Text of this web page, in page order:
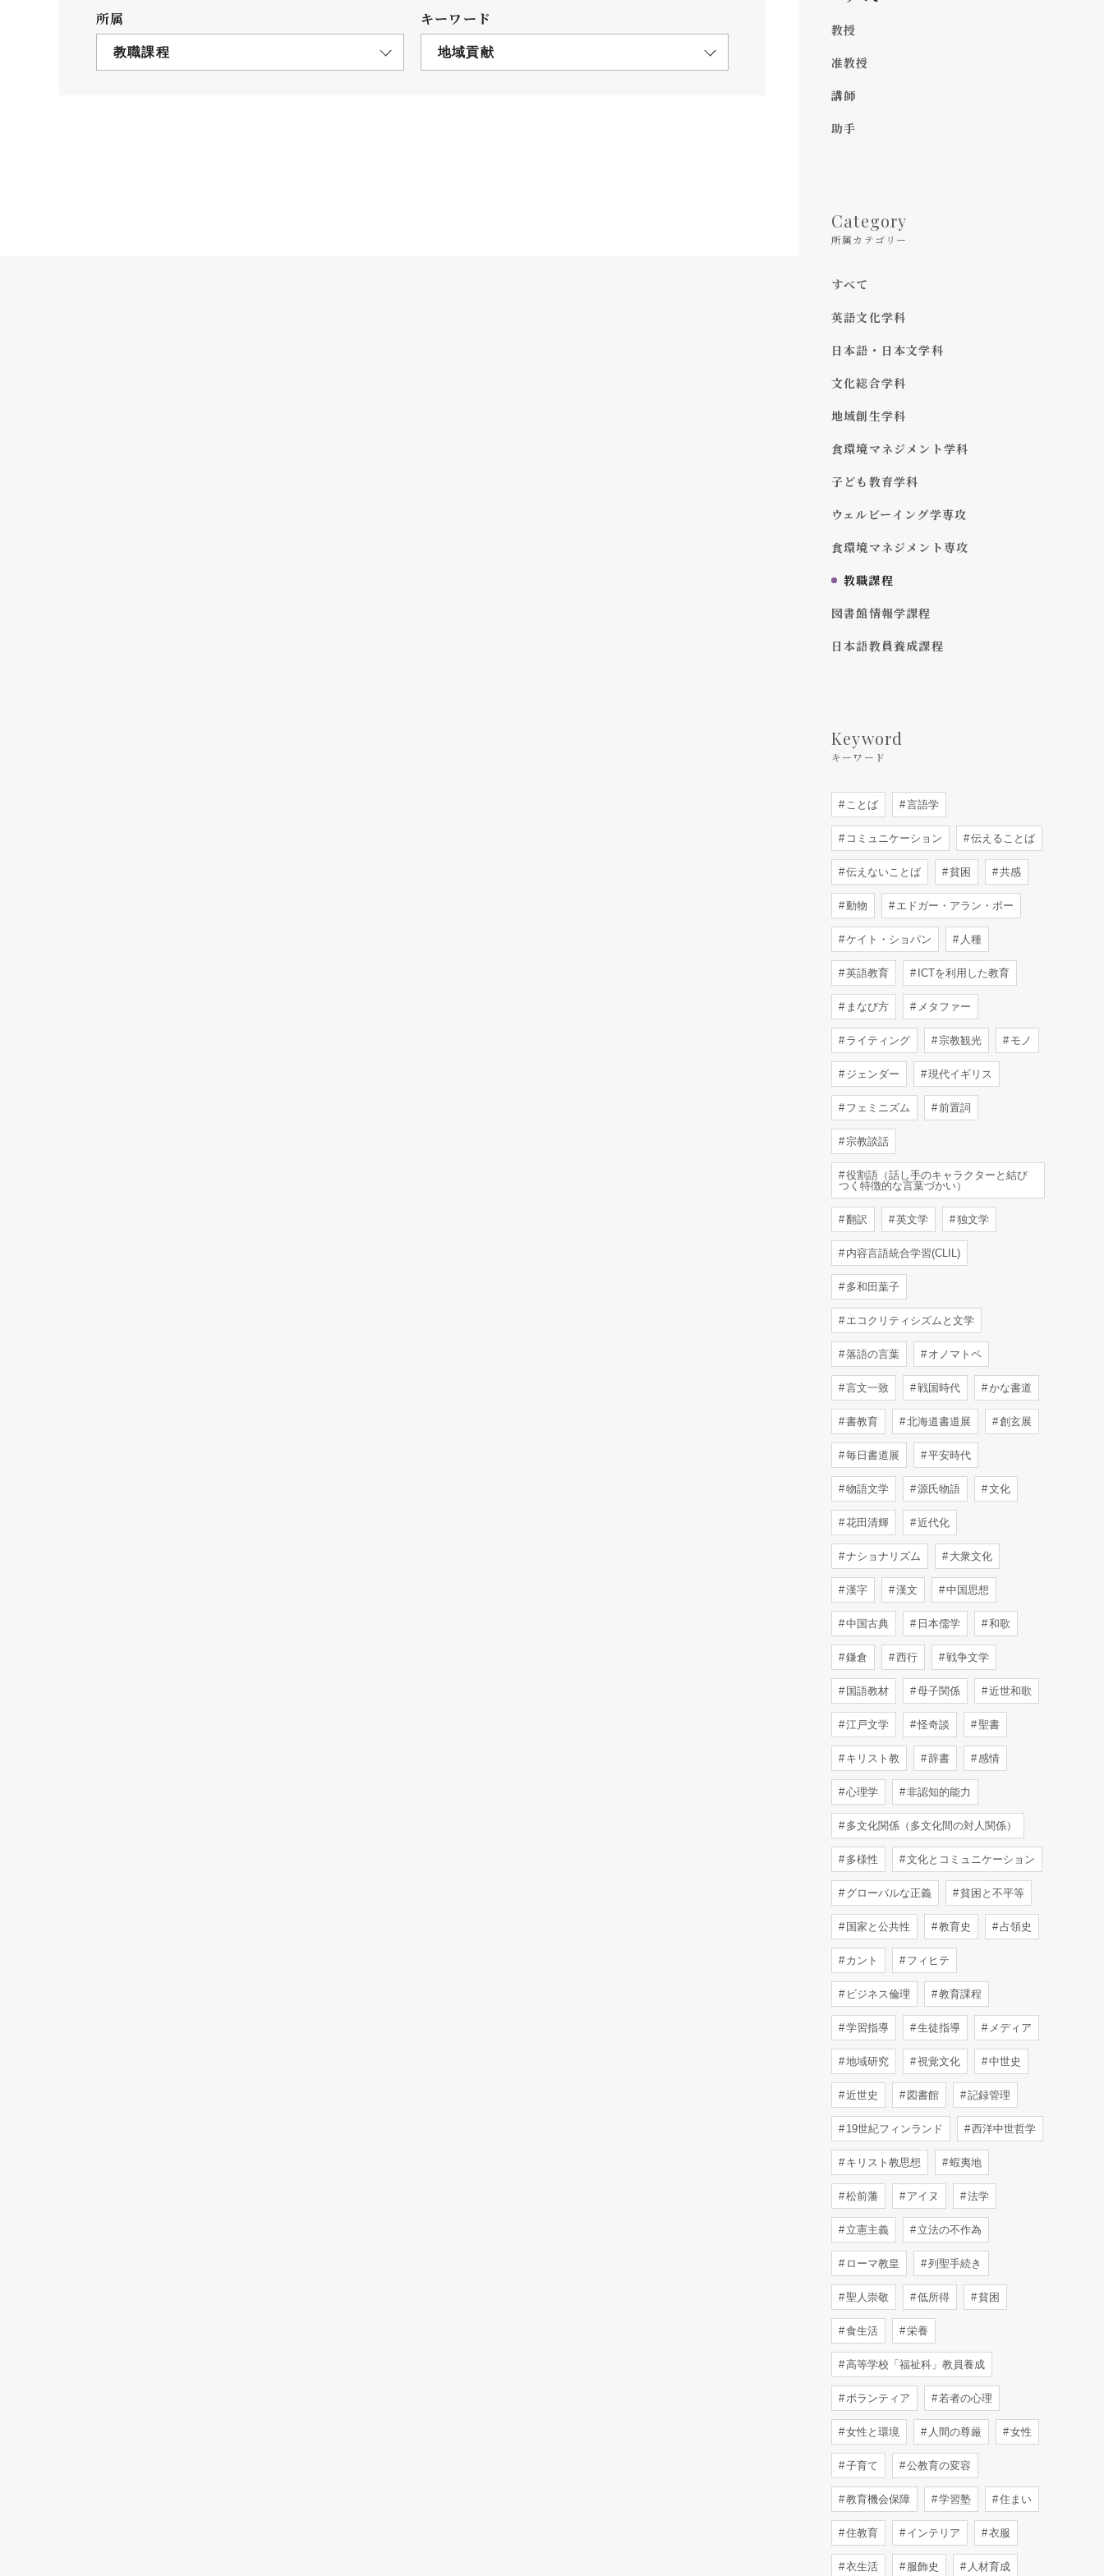
３Dパノラマビュー
所属
教職課程
キーワード
地域貢献
教授
准教授
講師
助手
Category
所属カテゴリー
すべて
英語文化学科
日本語・日本文学科
文化総合学科
地域創生学科
食環境マネジメント学科
子ども教育学科
ウェルビーイング学専攻
食環境マネジメント専攻
教職課程
図書館情報学課程
日本語教員養成課程
Keyword
キーワード
ことば 言語学
コミュニケーション 伝えることば
伝えないことば 貧困 共感
動物 エドガー・アラン・ポー
ケイト・ショパン 人種
英語教育 ICTを利用した教育
まなび方 メタファー
ライティング 宗教観光 モノ
ジェンダー 現代イギリス
フェミニズム 前置詞
宗教談話
役割語（話し手のキャラクターと結び
つく特徴的な言葉づかい）
翻訳 英文学 独文学
内容言語統合学習(CLIL)
多和田葉子
エコクリティシズムと文学
落語の言葉 オノマトペ
言文一致 戦国時代 かな書道
書教育 北海道書道展 創玄展
毎日書道展 平安時代
物語文学 源氏物語 文化
花田清輝 近代化
ナショナリズム 大衆文化
漢字 漢文 中国思想
中国古典 日本儒学 和歌
鎌倉 西行 戦争文学
国語教材 母子関係 近世和歌
江戸文学 怪奇談 聖書
キリスト教 辞書 感情
心理学 非認知的能力
多文化関係（多文化間の対人関係）
多様性 文化とコミュニケーション
グローバルな正義 貧困と不平等
国家と公共性 教育史 占領史
カント フィヒテ
ビジネス倫理 教育課程
学習指導 生徒指導 メディア
地域研究 視覚文化 中世史
近世史 図書館 記録管理
19世紀フィンランド 西洋中世哲学
キリスト教思想 蝦夷地
松前藩 アイヌ 法学
立憲主義 立法の不作為
ローマ教皇 列聖手続き
聖人崇敬 低所得 貧困
食生活 栄養
高等学校「福祉科」教員養成
ボランティア 若者の心理
女性と環境 人間の尊厳 女性
子育て 公教育の変容
教育機会保障 学習塾 住まい
住教育 インテリア 衣服
衣生活 服飾史 人材育成